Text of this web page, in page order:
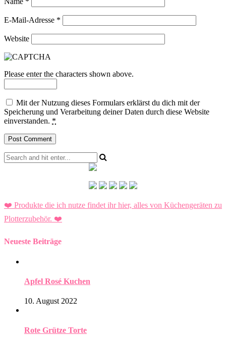
E-Mail-Adresse *
Website
Please enter the characters shown above.
Mit der Nutzung dieses Formulars erklärst du dich mit der
Speicherung und Verarbeitung deiner Daten durch diese Website
einverstanden. *
❤️ Produkte die ich nutze findet ihr hier, alles von Küchengeräten zu
Plotterzubehör. ❤️
Neueste Beiträge
Apfel Rosé Kuchen
10. August 2022
Rote Grütze Torte